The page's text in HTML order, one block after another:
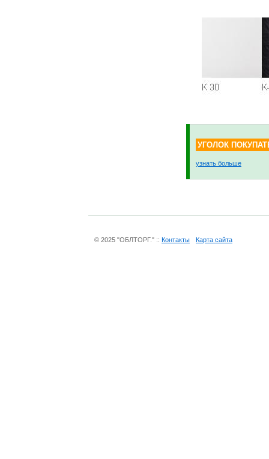
УГОЛОК
узнать больше
© 2025 "ОБЛТОРГ." :: Контакты Карта сайта